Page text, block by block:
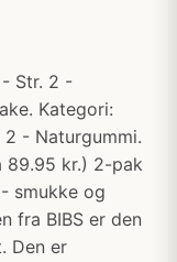
- Str. 2 -
Kategori:
2 - Naturgummi.
89.95 kr.) 2-pak
smukke og
fra BIBS er den
Den er